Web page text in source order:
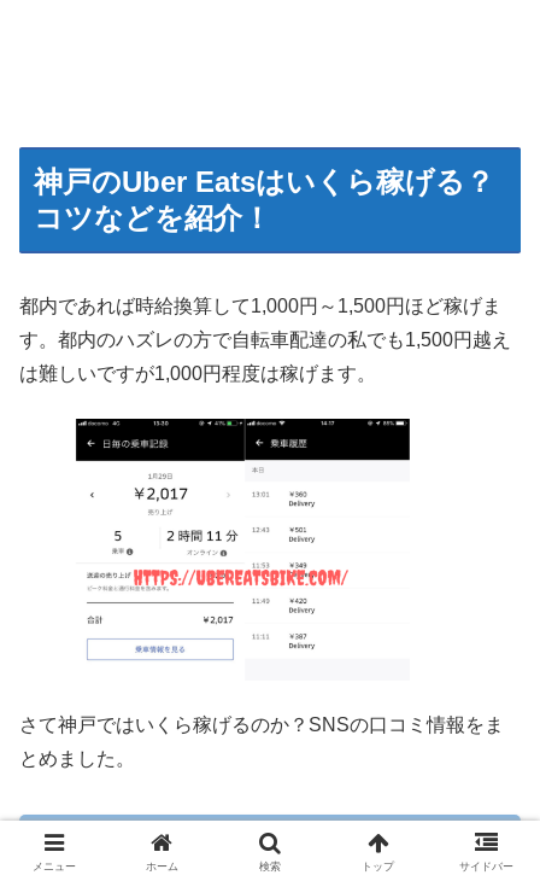
神戸のUber Eatsはいくら稼げる？
コツなどを紹介！
都内であれば時給換算して1,000円～1,500円ほど稼げま
す。都内のハズレの方で自転車配達の私でも1,500円越え
は難しいですが1,000円程度は稼げます。
さて神戸ではいくら稼げるのか？SNSの口コミ情報をま
とめました。
2019/01/30の結果(´ω`)b
メニュー ホーム 検索 トップ サイドバー